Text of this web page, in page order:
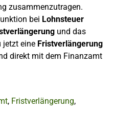
zusammenzutragen.
bei Lohnsteuer
und das
jetzt eine Fristverlängerung
direkt mit dem Finanzamt
, Fristverlängerung,